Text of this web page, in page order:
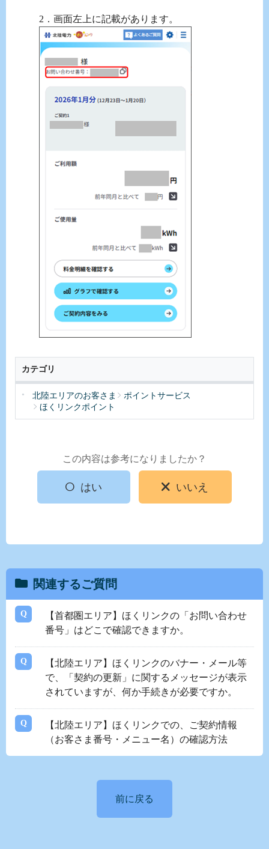
2．画面左上に記載があります。
カテゴリ
北陸エリアのお客さま
ポイントサービス
ほくリンクポイント
この内容は参考になりましたか？
はい いいえ
関連するご質問
【首都圏エリア】ほくリンクの「お問い合わせ
番号」はどこで確認できますか。
【北陸エリア】ほくリンクのバナー・メール等
で、「契約の更新」に関するメッセージが表示
されていますが、何か手続きが必要ですか。
【北陸エリア】ほくリンクでの、ご契約情報
（お客さま番号・メニュー名）の確認方法
前に戻る